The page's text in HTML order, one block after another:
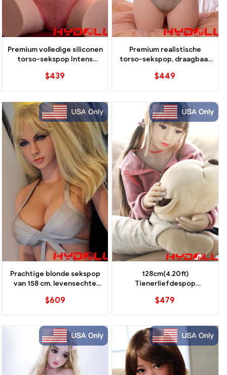
Premium volledige siliconen
torso-sekspop Intens
$439
Premium realistische
torso-sekspop, draagbaar
$449
Prachtige blonde sekspop
van 158 cm, levensechte
$609
128cm(4.20ft)
Tienerliefdespop
liefdespop
$479